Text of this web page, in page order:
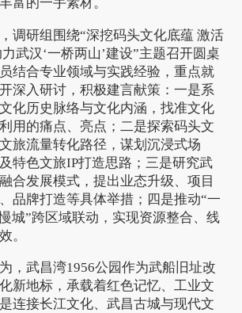
调研组围绕“深挖码头文化底蕴 激活
武汉‘一桥两山’建设”主题召开圆桌
结合专业领域与实践经验，重点就
深入研讨，积极建言献策：一是系
化历史脉络与文化内涵，找准文化
用的痛点、亮点；二是探索码头文
旅流量转化路径，谋划沉浸式场
特色文旅IP打造思路；三是研究武
合发展模式，提出业态升级、项目
品牌打造等具体举措；四是推动“一
城”跨区域联动，实现资源整合、线
。
，武昌湾1956公园作为武船旧址改
新地标，承载着红色记忆、工业文
连接长江文化、武昌古城与现代文